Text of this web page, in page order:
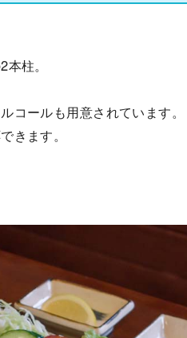
柱。
コールも用意されています。
きます。